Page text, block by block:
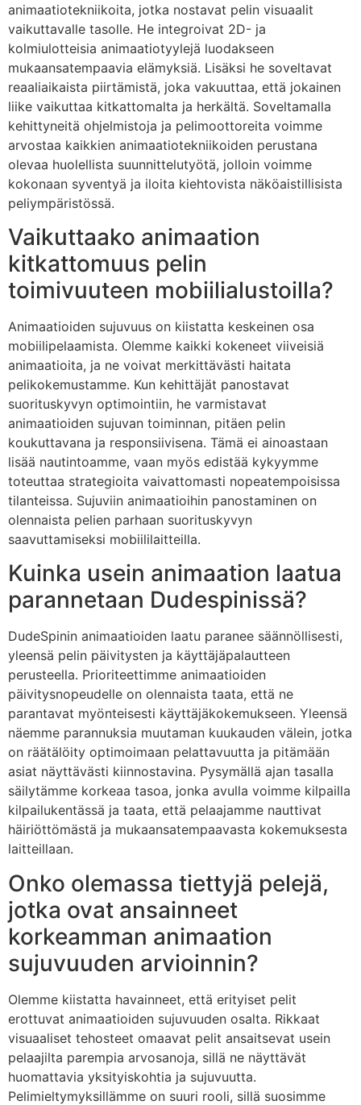
animaatiotekniikoita, jotka nostavat pelin visuaalit
vaikuttavalle tasolle. He integroivat 2D- ja
kolmiulotteisia animaatiotyylejä luodakseen
mukaansatempaavia elämyksiä. Lisäksi he soveltavat
reaaliaikaista piirtämistä, joka vakuuttaa, että jokainen
liike vaikuttaa kitkattomalta ja herkältä. Soveltamalla
kehittyneitä ohjelmistoja ja pelimoottoreita voimme
arvostaa kaikkien animaatiotekniikoiden perustana
olevaa huolellista suunnittelutyötä, jolloin voimme
kokonaan syventyä ja iloita kiehtovista näköaistillisista
peliympäristössä.
Vaikuttaako animaation
kitkattomuus pelin
toimivuuteen mobiilialustoilla?
Animaatioiden sujuvuus on kiistatta keskeinen osa
mobiilipelaamista. Olemme kaikki kokeneet viiveisiä
animaatioita, ja ne voivat merkittävästi haitata
pelikokemustamme. Kun kehittäjät panostavat
suorituskyvyn optimointiin, he varmistavat
animaatioiden sujuvan toiminnan, pitäen pelin
koukuttavana ja responsiivisena. Tämä ei ainoastaan
lisää nautintoamme, vaan myös edistää kykyymme
toteuttaa strategioita vaivattomasti nopeatempoisissa
tilanteissa. Sujuviin animaatioihin panostaminen on
olennaista pelien parhaan suorituskyvyn
saavuttamiseksi mobiililaitteilla.
Kuinka usein animaation laatua
parannetaan Dudespinissä?
DudeSpinin animaatioiden laatu paranee säännöllisesti,
yleensä pelin päivitysten ja käyttäjäpalautteen
perusteella. Prioriteettimme animaatioiden
päivitysnopeudelle on olennaista taata, että ne
parantavat myönteisesti käyttäjäkokemukseen. Yleensä
näemme parannuksia muutaman kuukauden välein, jotka
on räätälöity optimoimaan pelattavuutta ja pitämään
asiat näyttävästi kiinnostavina. Pysymällä ajan tasalla
säilytämme korkeaa tasoa, jonka avulla voimme kilpailla
kilpailukentässä ja taata, että pelaajamme nauttivat
häiriöttömästä ja mukaansatempaavasta kokemuksesta
laitteillaan.
Onko olemassa tiettyjä pelejä,
jotka ovat ansainneet
korkeamman animaation
sujuvuuden arvioinnin?
Olemme kiistatta havainneet, että erityiset pelit
erottuvat animaatioiden sujuvuuden osalta. Rikkaat
visuaaliset tehosteet omaavat pelit ansaitsevat usein
pelaajilta parempia arvosanoja, sillä ne näyttävät
huomattavia yksityiskohtia ja sujuvuutta.
Pelimieltymyksillämme on suuri rooli, sillä suosimme